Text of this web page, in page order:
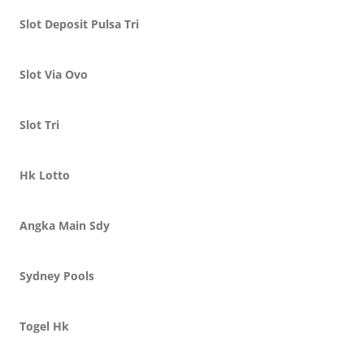
Slot Deposit Pulsa Tri
Slot Via Ovo
Slot Tri
Hk Lotto
Angka Main Sdy
Sydney Pools
Togel Hk